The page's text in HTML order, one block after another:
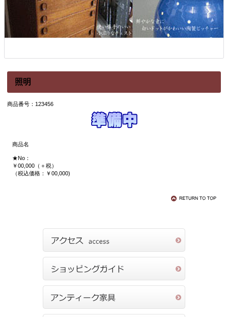
照明
商品番号：123456
商品名
★No：
￥00,000（＋税）
（税込価格：￥00,000)